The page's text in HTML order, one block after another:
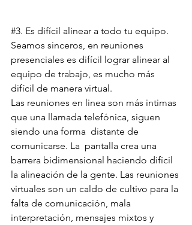
#3. Es difícil alinear a todo tu equipo.
Seamos sinceros, en reuniones
presenciales es difícil lograr alinear al
equipo de trabajo, es mucho más
difícil de manera virtual.
Las reuniones en linea son más intimas
que una llamada telefónica, siguen
siendo una forma  distante de
comunicarse. La  pantalla crea una
barrera bidimensional haciendo difícil
la alineación de la gente. Las reuniones
virtuales son un caldo de cultivo para la
falta de comunicación, mala
interpretación, mensajes mixtos y